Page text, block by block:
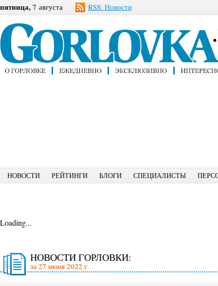
пятница, 7 августа RSS: Новости
НОВОСТИ РЕЙТИНГИ БЛОГИ СПЕЦИАЛИСТЫ
Loading...
НОВОСТИ ГОРЛОВКИ:
за 27 июня 2022 г.